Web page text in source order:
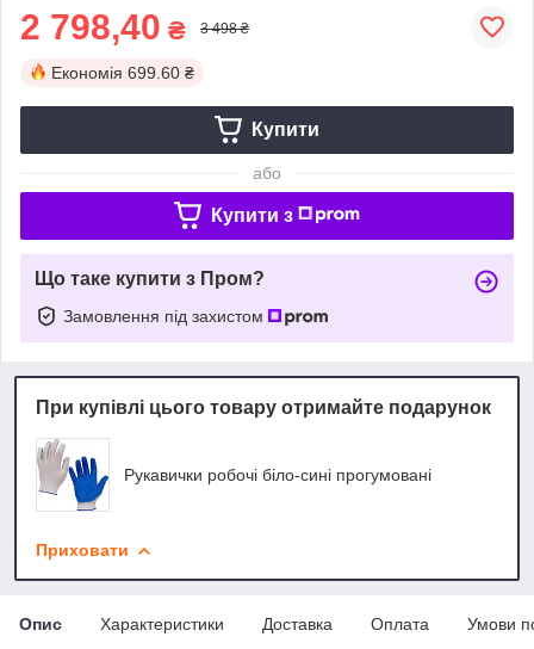
2 798,40 ₴ 3 498 ₴
Економія 699.60 ₴
Купити
або
Купити з
Що таке купити з Пром?
Замовлення під захистом
При купівлі цього товару отримайте подарунок
Рукавички робочі біло-сині прогумовані
Приховати
Опис Характеристики Доставка Оплата Умови